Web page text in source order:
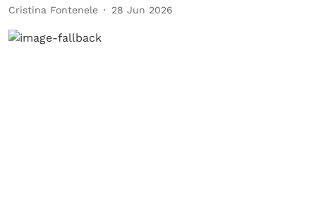
Cristina Fontenele 28 Jun 2026